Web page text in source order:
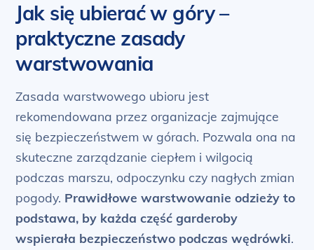
Jak się ubierać w góry –
praktyczne zasady
warstwowania
Zasada warstwowego ubioru jest
rekomendowana przez organizacje zajmujące
się bezpieczeństwem w górach. Pozwala ona na
skuteczne zarządzanie ciepłem i wilgocią
podczas marszu, odpoczynku czy nagłych zmian
pogody. Prawidłowe warstwowanie odzieży to
podstawa, by każda część garderoby
wspierała bezpieczeństwo podczas wędrówki.